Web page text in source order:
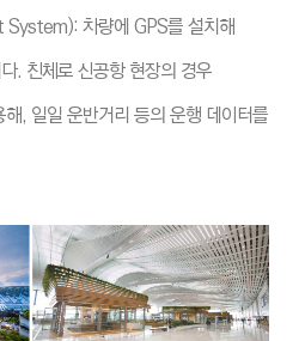
차량에 GPS를 설치해
. 친체로 신공항 현장의 경우
, 일일 운반거리 등의 운행 데이터를